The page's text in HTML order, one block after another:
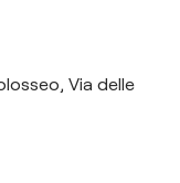
Via delle